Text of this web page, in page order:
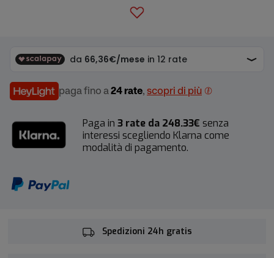
paga fino a 24 rate, scopri di più
Paga in 3 rate da 248.33€ senza
interessi scegliendo Klarna come
modalità di pagamento.
Spedizioni 24h gratis